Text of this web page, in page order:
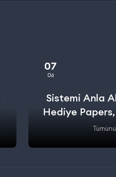
07
06
Sistemi Anla
Hediye
Et -